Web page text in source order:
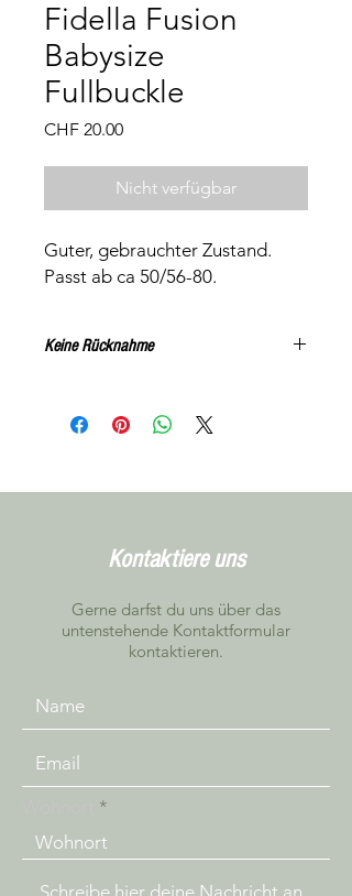
Fidella Fusion
Babysize
Fullbuckle
CHF 20.00Preis
Nicht verfügbar
Guter, gebrauchter Zustand.
Passt ab ca 50/56-80.
Keine Rücknahme
Vereinbarung in Niederbipp getestet
werden
Kontaktiere uns
Gerne darfst du uns über das
untenstehende Kontaktformular
kontaktieren.